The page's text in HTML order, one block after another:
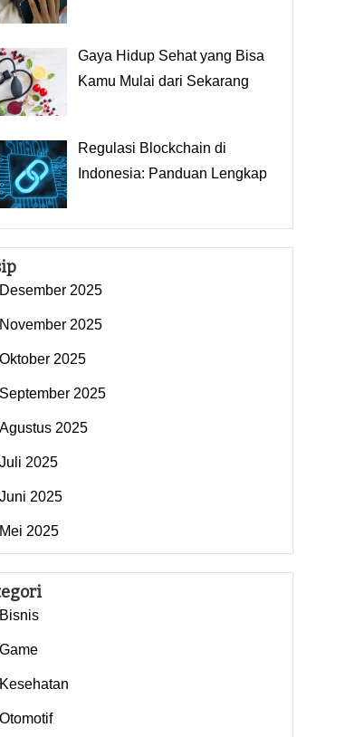
Gaya Hidup Sehat yang Bisa
Kamu Mulai dari Sekarang
Regulasi Blockchain di
Indonesia: Panduan Lengkap
Desember 2025
November 2025
Oktober 2025
September 2025
Agustus 2025
Juli 2025
Juni 2025
Mei 2025
Bisnis
Game
Kesehatan
Otomotif